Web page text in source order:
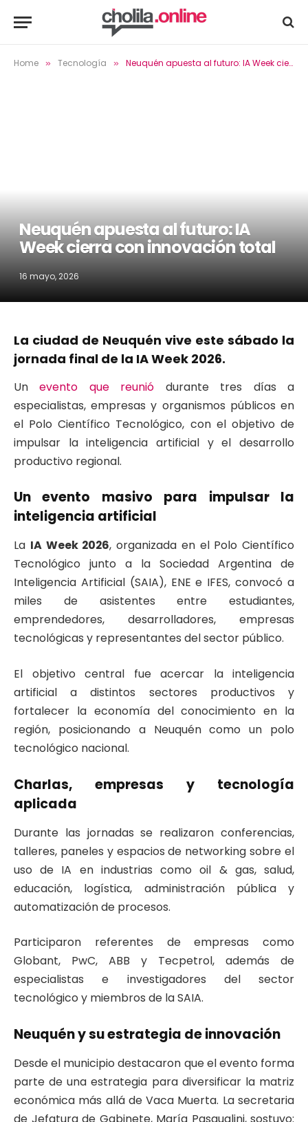
Home » Tecnología » Neuquén apuesta al futuro: IA Week cierra con innovación total
Neuquén apuesta al futuro: IA
Week cierra con innovación total
16 mayo, 2026
La ciudad de Neuquén vive este sábado la
jornada final de la IA Week 2026.
Unevento que reunió durante tres días a
especialistas, empresas y organismos públicos en
el Polo Científico Tecnológico, con el objetivo de
impulsar la inteligencia artificial y el desarrollo
productivo regional.
Un evento masivo para impulsar la
inteligencia artificial
La IA Week 2026, organizada en el Polo Científico
Tecnológico junto a la Sociedad Argentina de
Inteligencia Artificial (SAIA), ENE e IFES, convocó a
miles de asistentes entre estudiantes,
emprendedores, desarrolladores, empresas
tecnológicas y representantes del sector público.
El objetivo central fue acercar la inteligencia
artificial a distintos sectores productivos y
fortalecer la economía del conocimiento en la
región, posicionando a Neuquén como un polo
tecnológico nacional.
Charlas, empresas y tecnología
aplicada
Durante las jornadas se realizaron conferencias,
talleres, paneles y espacios de networking sobre el
uso de IA en industrias como oil & gas, salud,
educación, logística, administración pública y
automatización de procesos.
Participaron referentes de empresas como
Globant, PwC, ABB y Tecpetrol, además de
especialistas e investigadores del sector
tecnológico y miembros de la SAIA.
Neuquén y su estrategia de innovación
Desde el municipio destacaron que el evento forma
parte de una estrategia para diversificar la matriz
económica más allá de Vaca Muerta. La secretaria